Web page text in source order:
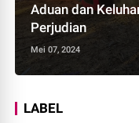
Aduan dan
Perjudian
Mei 07, 2024
LABEL